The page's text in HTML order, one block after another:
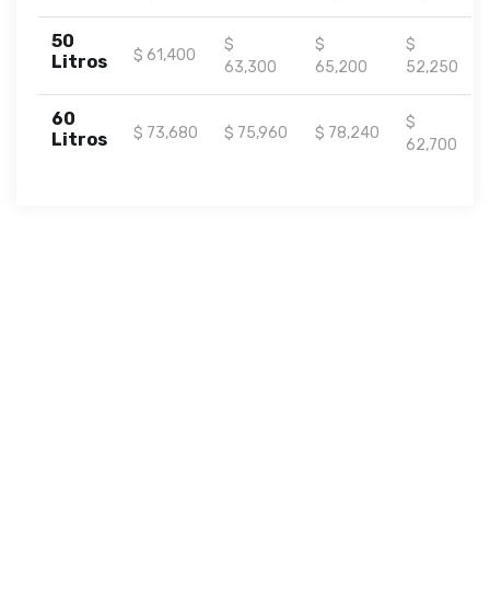
50
Litros
$ 61,400
$
63,300
$
65,200
$
52,250
60
Litros
$ 73,680 $ 75,960 $ 78,240
$
62,700